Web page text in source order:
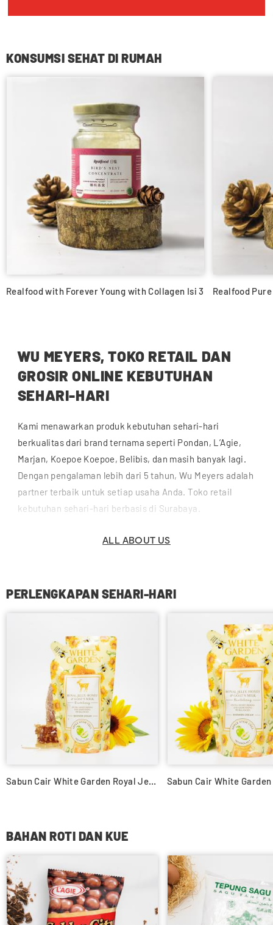
KONSUMSI SEHAT DI RUMAH
Realfood with Forever Young with Collagen Isi 3 Realfood
WU MEYERS, TOKO RETAIL DAN
GROSIR ONLINE KEBUTUHAN
SEHARI-HARI
Kami menawarkan produk kebutuhan sehari-hari
berkualitas dari brand ternama seperti Pondan, L’Agie,
Marjan, Koepoe Koepoe, Belibis, dan masih banyak lagi.
Dengan pengalaman lebih dari 5 tahun, Wu Meyers adalah
partner terbaik untuk setiap usaha Anda. Toko retail
kebutuhan sehari-hari berbasis di Surabaya.
ALL ABOUT US
PERLENGKAPAN SEHARI-HARI
Sabun Cair White Garden Royal Jelly & Honey 450ml (Refill)
Sabun Cair White
BAHAN ROTI DAN KUE